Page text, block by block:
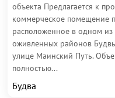
объекта Предлагается к
коммерческое помещение
расположенное в одном из
оживленных районов
улице Маинский Путь.
полностью...
Будва